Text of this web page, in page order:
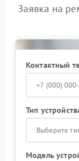
Заявка на
Контактный
Тип
Выберите
Модель